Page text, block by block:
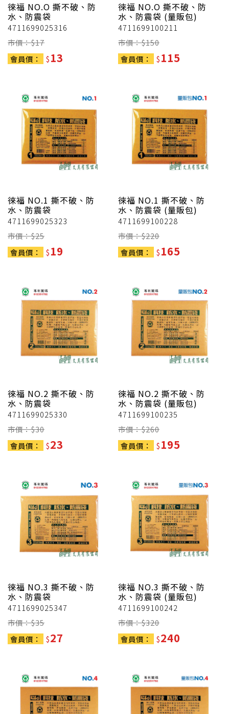
徠福 NO.O 撕不破、防
水、防震袋
4711699025316
市價：$17
會員價：
$13
徠福 NO.O 撕不破、防
水、防震袋 (量販包)
4711699100211
市價：$150
會員價：
$115
徠福 NO.1 撕不破、防
水、防震袋
4711699025323
市價：$25
會員價：
$19
徠福 NO.1 撕不破、防
水、防震袋 (量販包)
4711699100228
市價：$220
會員價：
$165
徠福 NO.2 撕不破、防
水、防震袋
4711699025330
市價：$30
會員價：
$23
徠福 NO.2 撕不破、防
水、防震袋 (量販包)
4711699100235
市價：$260
會員價：
$195
徠福 NO.3 撕不破、防
水、防震袋
4711699025347
市價：$35
會員價：
$27
徠福 NO.3 撕不破、防
水、防震袋 (量販包)
4711699100242
市價：$320
會員價：
$240